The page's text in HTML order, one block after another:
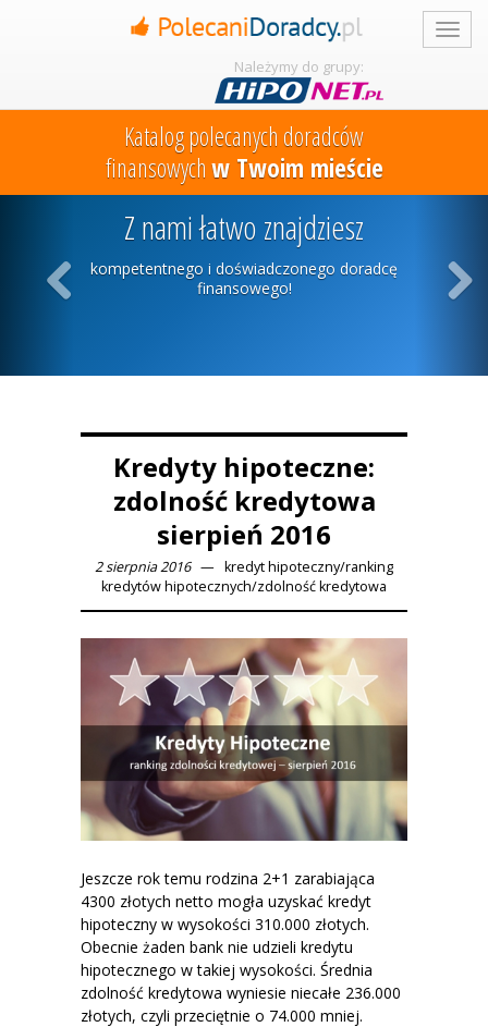
Należymy do grupy:
Katalog polecanych doradców
finansowychw Twoim mieście
Z nami łatwo znajdziesz
kompetentnego i doświadczonego doradcę
finansowego!
Kredyty hipoteczne:
zdolność kredytowa
sierpień 2016
2 sierpnia 2016 kredyt hipoteczny/ranking
kredytów hipotecznych/zdolność kredytowa
Jeszcze rok temu rodzina 2+1 zarabiająca
4300 złotych netto mogła uzyskać kredyt
hipoteczny w wysokości 310.000 złotych.
Obecnie żaden bank nie udzieli kredytu
hipotecznego w takiej wysokości. Średnia
zdolność kredytowa wyniesie niecałe 236.000
złotych, czyli przeciętnie o 74.000 mniej.